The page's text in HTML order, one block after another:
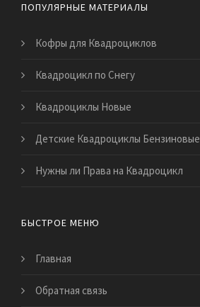
ПОПУЛЯРНЫЕ МАТЕРИАЛЫ
Кофры для Квадроциклов
Квадроцикл по Снегу
Квадроциклы Новые
Детские Квадроциклы Бензиновые
Нужны ли Права на Квадроцикл
БЫСТРОЕ МЕНЮ
Главная
Обратная связь